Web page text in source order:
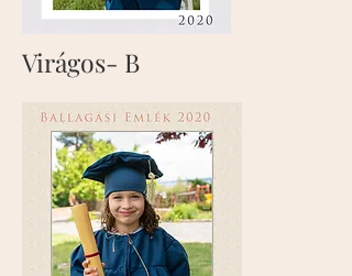
Virágos- B